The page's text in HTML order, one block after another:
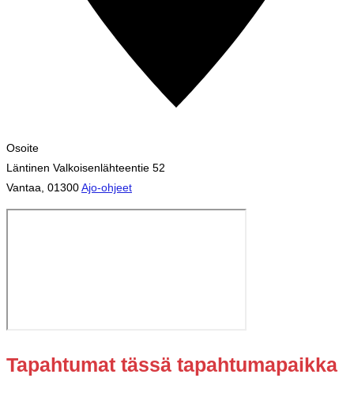
Osoite
Läntinen Valkoisenlähteentie 52
Vantaa 01300Ajo-ohjeet
Tapahtumat tässä tapahtumapaikka